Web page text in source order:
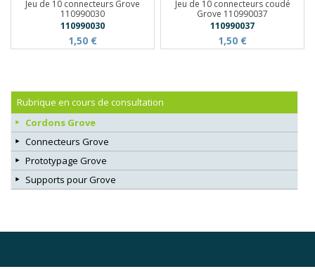
Jeu de 10 connecteurs Grove
110990030
110990030
1,50 €
Jeu de 10 connecteurs coudé
Grove 110990037
110990037
1,50 €
Rubrique en cours de consultation
Cordons Grove
Connecteurs Grove
Prototypage Grove
Supports pour Grove